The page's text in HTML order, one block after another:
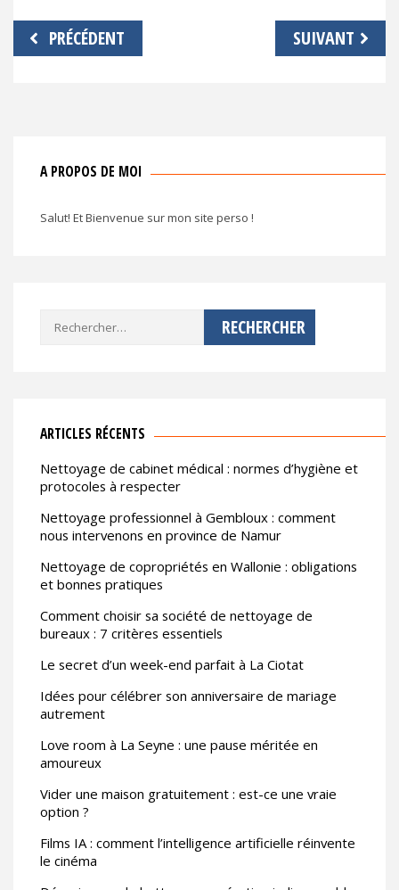
Navigation
de
PRÉCÉDENT SUIVANT
A PROPOS DE MOI
Salut! Et Bienvenue sur mon site perso !
Rechercher :
ARTICLES RÉCENTS
Nettoyage de cabinet médical : normes d’hygiène et
protocoles à respecter
Nettoyage professionnel à Gembloux : comment
nous intervenons en province de Namur
Nettoyage de copropriétés en Wallonie : obligations
et bonnes pratiques
Comment choisir sa société de nettoyage de
bureaux : 7 critères essentiels
Le secret d’un week-end parfait à La Ciotat
Idées pour célébrer son anniversaire de mariage
autrement
Love room à La Seyne : une pause méritée en
amoureux
Vider une maison gratuitement : est-ce une vraie
option ?
Films IA : comment l’intelligence artificielle réinvente
le cinéma